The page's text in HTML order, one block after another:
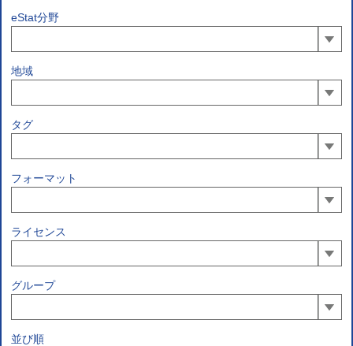
eStat分野
地域
タグ
フォーマット
ライセンス
グループ
並び順